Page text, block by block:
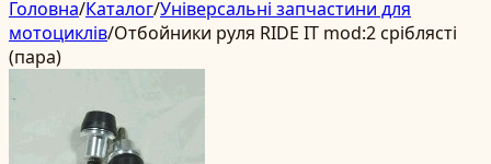
Головна/Каталог/Універсальні запчастини для
мотоциклів/Отбойники руля RIDE IT mod:2 сріблясті
(пара)